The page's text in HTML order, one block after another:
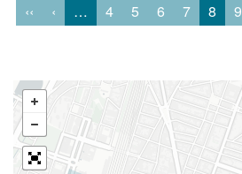
‹‹ ‹ … 4 5 6 7 8 9